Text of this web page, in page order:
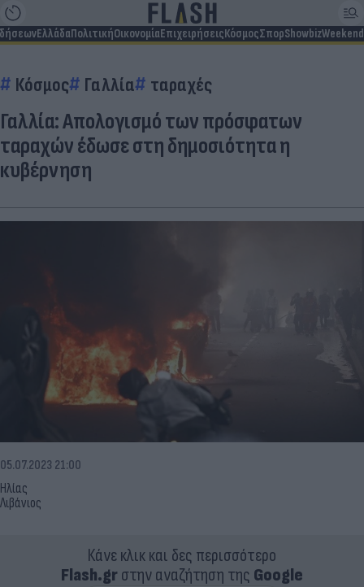
ΕλλάδαΠολιτικήΟικονομίαΕπιχειρήσειςΚόσμοςΣπορShowbizWeekend
Κόσμος Γαλλία ταραχές
Γαλλία: Απολογισμό των πρόσφατων
ταραχών έδωσε στη δημοσιότητα η
κυβέρνηση
Ηλίας
Λιβάνιος
05.07.2023 21:00
Κάνε κλικ και δες περισσότερο
Flash.grστην αναζήτηση της Google